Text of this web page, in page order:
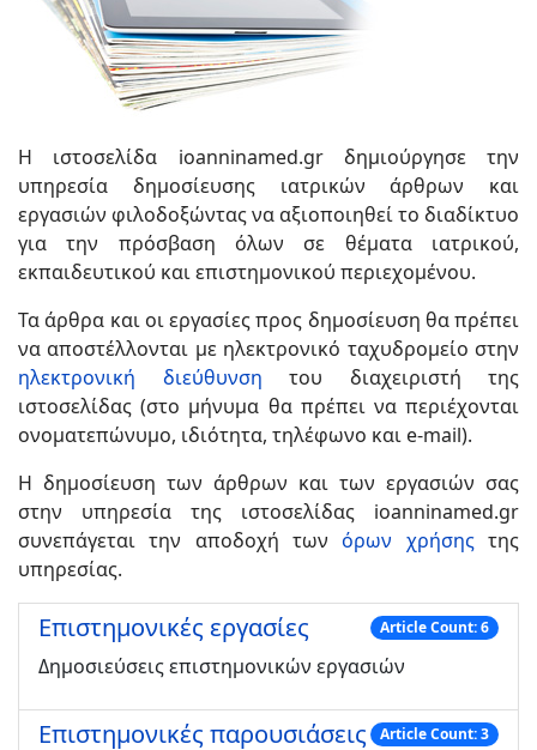
Η ιστοσελίδα ioanninamed.gr δημιούργησε την
υπηρεσία δημοσίευσης ιατρικών άρθρων και
εργασιών φιλοδοξώντας να αξιοποιηθεί το διαδίκτυο
για την πρόσβαση όλων σε θέματα ιατρικού,
εκπαιδευτικού και επιστημονικού περιεχομένου.
Τα άρθρα και οι εργασίες προς δημοσίευση θα πρέπει
να αποστέλλονται με ηλεκτρονικό ταχυδρομείο στην
ηλεκτρονική διεύθυνση του διαχειριστή της
ιστοσελίδας (στο μήνυμα θα πρέπει να περιέχονται
ονοματεπώνυμο, ιδιότητα, τηλέφωνο και e-mail).
Η δημοσίευση των άρθρων και των εργασιών σας
στην υπηρεσία της ιστοσελίδας ioanninamed.gr
συνεπάγεται την αποδοχή τωνόρων χρήσηςτης
υπηρεσίας.
Επιστημονικές εργασίες Article Count: 6
Δημοσιεύσεις επιστημονικών εργασιών
Επιστημονικές παρουσιάσεις Article Count: 3